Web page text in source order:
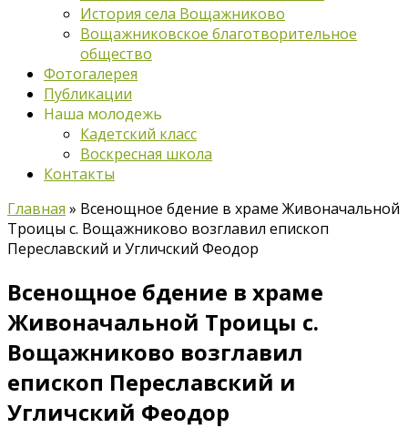
История села Вощажниково
Вощажниковское благотворительное
общество
Фотогалерея
Публикации
Наша молодежь
Кадетский класс
Воскресная школа
Контакты
Главная » Всенощное бдение в храме Живоначальной
Троицы с. Вощажниково возглавил епископ
Переславский и Угличский Феодор
Всенощное бдение в храме
Живоначальной Троицы с.
Вощажниково возглавил
епископ Переславский и
Угличский Феодор